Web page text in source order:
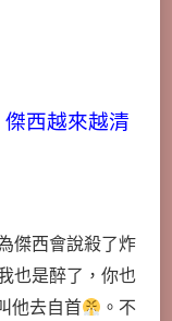
西越來越清
傑西會說殺了炸
也是醉了，你也
他去自首
。不